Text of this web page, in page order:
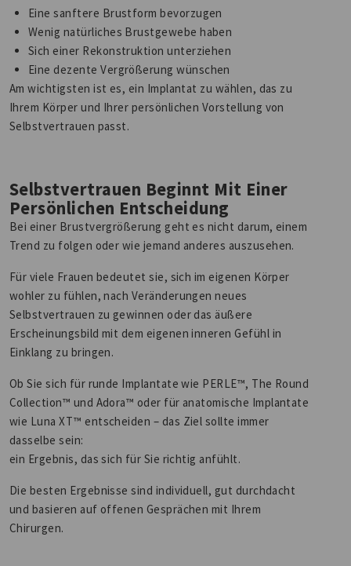
Eine sanftere Brustform bevorzugen
Wenig natürliches Brustgewebe haben
Sich einer Rekonstruktion unterziehen
Eine dezente Vergrößerung wünschen
Am wichtigsten ist es, ein Implantat zu wählen, das zu
Ihrem Körper und Ihrer persönlichen Vorstellung von
Selbstvertrauen passt.
Selbstvertrauen Beginnt Mit Einer
Persönlichen Entscheidung
Bei einer Brustvergrößerung geht es nicht darum, einem
Trend zu folgen oder wie jemand anderes auszusehen.
Für viele Frauen bedeutet sie, sich im eigenen Körper
wohler zu fühlen, nach Veränderungen neues
Selbstvertrauen zu gewinnen oder das äußere
Erscheinungsbild mit dem eigenen inneren Gefühl in
Einklang zu bringen.
Ob Sie sich für runde Implantate wie PERLE™, The Round
Collection™ und Adora™ oder für anatomische Implantate
wie Luna XT™ entscheiden – das Ziel sollte immer
dasselbe sein:
ein Ergebnis, das sich für Sie richtig anfühlt.
Die besten Ergebnisse sind individuell, gut durchdacht
und basieren auf offenen Gesprächen mit Ihrem
Chirurgen.